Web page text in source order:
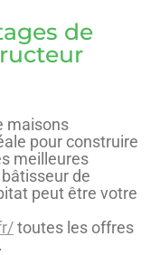
de
maisons
pour construire
meilleures
de
peut être votre
toutes les offres